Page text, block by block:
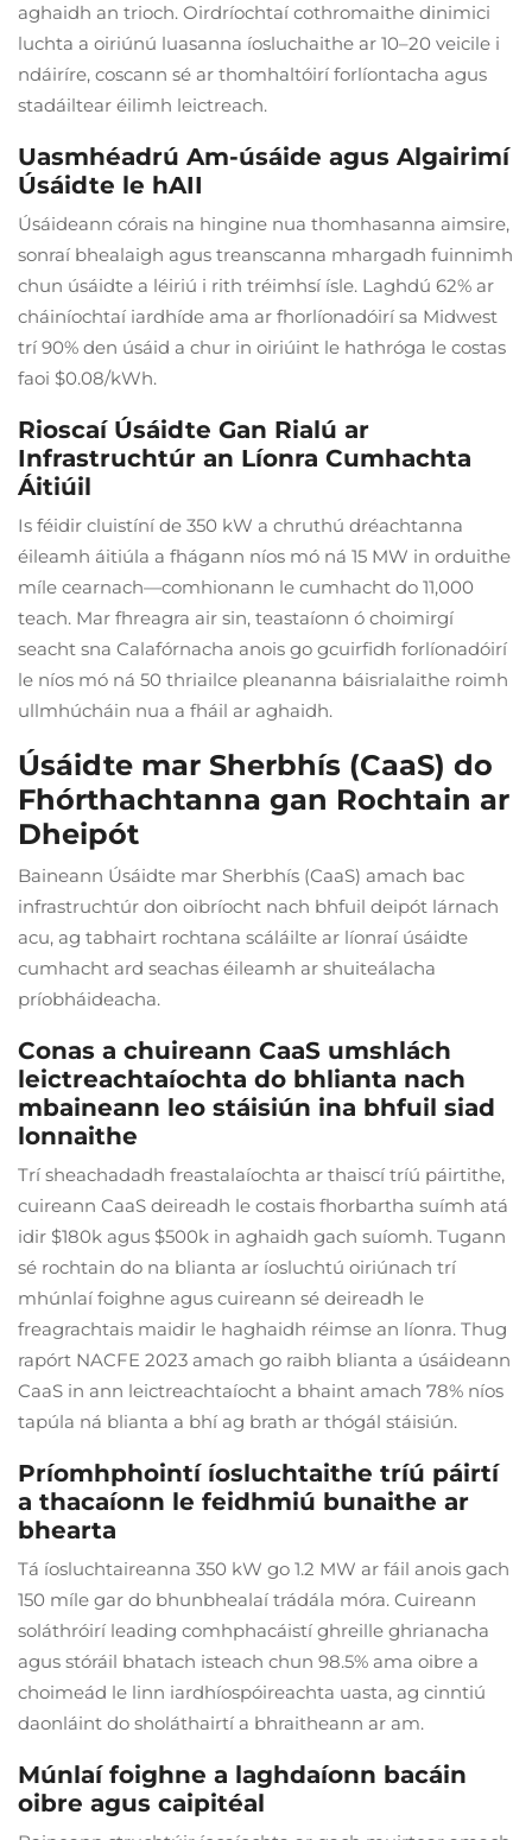
aghaidh an trioch. Oirdríochtaí cothromaithe dinimici
luchta a oiriúnú luasanna íosluchaithe ar 10–20 veicile i
ndáiríre, coscann sé ar thomhaltóirí forlíontacha agus
stadáiltear éilimh leictreach.
Uasmhéadrú Am-úsáide agus Algairimí
Úsáidte le hAII
Úsáideann córais na hingine nua thomhasanna aimsire,
sonraí bhealaigh agus treanscanna mhargadh fuinnimh
chun úsáidte a léiriú i rith tréimhsí ísle. Laghdú 62% ar
cháiníochtaí iardhíde ama ar fhorlíonadóirí sa Midwest
trí 90% den úsáid a chur in oiriúint le hathróga le costas
faoi $0.08/kWh.
Rioscaí Úsáidte Gan Rialú ar
Infrastruchtúr an Líonra Cumhachta
Áitiúil
Is féidir cluistíní de 350 kW a chruthú dréachtanna
éileamh áitiúla a fhágann níos mó ná 15 MW in orduithe
míle cearnach—comhionann le cumhacht do 11,000
teach. Mar fhreagra air sin, teastaíonn ó choimirgí
seacht sna Calafórnacha anois go gcuirfidh forlíonadóirí
le níos mó ná 50 thriailce pleananna báisrialaithe roimh
ullmhúcháin nua a fháil ar aghaidh.
Úsáidte mar Sherbhís (CaaS) do
Fhórthachtanna gan Rochtain ar
Dheipót
Baineann Úsáidte mar Sherbhís (CaaS) amach bac
infrastruchtúr don oibríocht nach bhfuil deipót lárnach
acu, ag tabhairt rochtana scáláilte ar líonraí úsáidte
cumhacht ard seachas éileamh ar shuiteálacha
príobháideacha.
Conas a chuireann CaaS umshlách
leictreachtaíochta do bhlianta nach
mbaineann leo stáisiún ina bhfuil siad
lonnaithe
Trí sheachadadh freastalaíochta ar thaiscí tríú páirtithe,
cuireann CaaS deireadh le costais fhorbartha suímh atá
idir $180k agus $500k in aghaidh gach suíomh. Tugann
sé rochtain do na blianta ar íosluchtú oiriúnach trí
mhúnlaí foighne agus cuireann sé deireadh le
freagrachtais maidir le haghaidh réimse an líonra. Thug
rapórt NACFE 2023 amach go raibh blianta a úsáideann
CaaS in ann leictreachtaíocht a bhaint amach 78% níos
tapúla ná blianta a bhí ag brath ar thógál stáisiún.
Príomhphointí íosluchtaithe tríú páirtí
a thacaíonn le feidhmiú bunaithe ar
bhearta
Tá íosluchtaireanna 350 kW go 1.2 MW ar fáil anois gach
150 míle gar do bhunbhealaí trádála móra. Cuireann
soláthróirí leading comhphacáistí ghreille ghrianacha
agus stóráil bhatach isteach chun 98.5% ama oibre a
choimeád le linn iardhíospóireachta uasta, ag cinntiú
daonláint do sholáthairtí a bhraitheann ar am.
Múnlaí foighne a laghdaíonn bacáin
oibre agus caipitéal